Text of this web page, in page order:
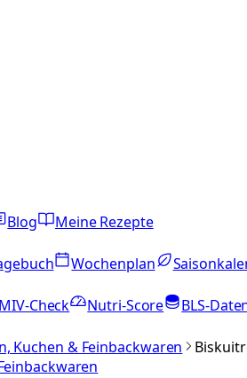
Blog
Meine Rezepte
Wochenplan
Check Nutri-Score BLS-
Kuchen & Feinbackwaren